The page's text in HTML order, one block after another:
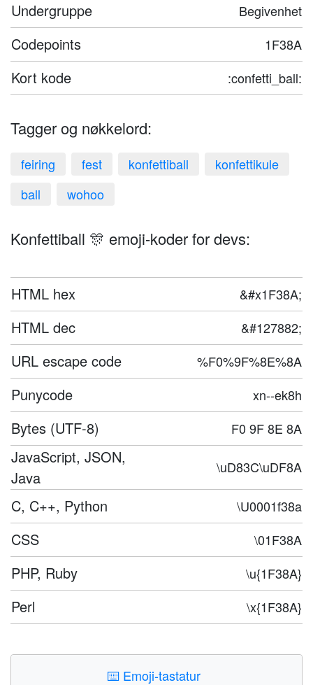
Undergruppe Begivenhet
Codepoints 1F38A
Kort kode :confetti_ball:
Tagger og nøkkelord:
feiring fest konfettiball
konfettikule
ball
wohoo
Konfettiball 🎊 emoji-koder for devs:
HTML hex &#x1F38A;
HTML dec &#127882;
URL escape code %F0%9F%8E%8A
Punycode xn--ek8h
Bytes (UTF-8) F0 9F 8E 8A
JavaScript, JSON,
Java
\uD83C\uDF8A
C, C++, Python \U0001f38a
CSS \01F38A
PHP, Ruby \u{1F38A}
Perl \x{1F38A}
⌨️ Emoji-tastatur